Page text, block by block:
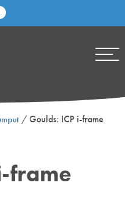
/Goulds: ICP i-frame
frame